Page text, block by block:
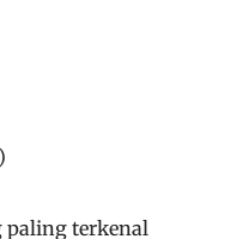
)
paling terkenal